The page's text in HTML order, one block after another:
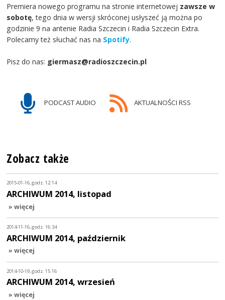
Premiera nowego programu na stronie internetowej zawsze w
sobotę, tego dnia w wersji skróconej usłyszeć ją można po
godzinie 9 na antenie Radia Szczecin i Radia Szczecin Extra.
Polecamy też słuchać nas na Spotify.
Pisz do nas: giermasz@radioszczecin.pl
PODCAST AUDIO AKTUALNOŚCI RSS
Zobacz także
2015-01-16, godz. 12:14
ARCHIWUM 2014, listopad
» więcej
2014-11-16, godz. 16:34
ARCHIWUM 2014, październik
» więcej
2014-10-19, godz. 15:16
ARCHIWUM 2014, wrzesień
» więcej